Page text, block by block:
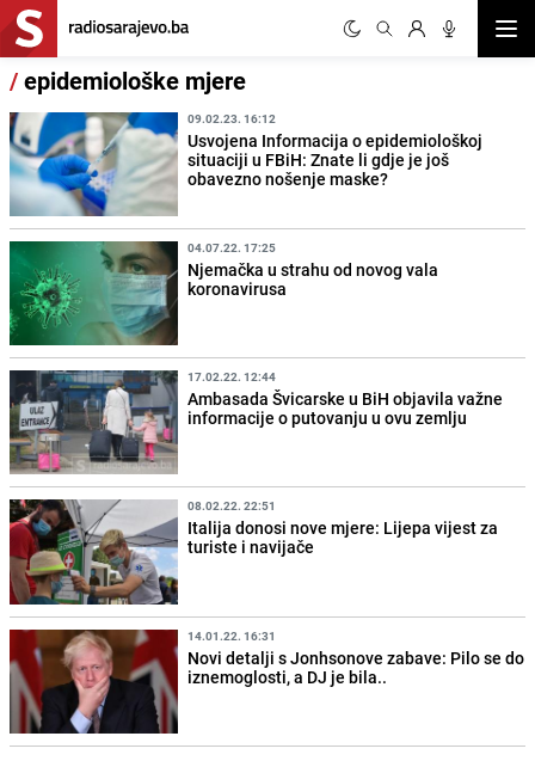
/epidemiološke mjere
09.02.23. 16:12
Usvojena Informacija o epidemiološkoj
situaciji u FBiH: Znate li gdje je još
obavezno nošenje maske?
04.07.22. 17:25
Njemačka u strahu od novog vala
koronavirusa
17.02.22. 12:44
Ambasada Švicarske u BiH objavila važne
informacije o putovanju u ovu zemlju
08.02.22. 22:51
Italija donosi nove mjere: Lijepa vijest za
turiste i navijače
14.01.22. 16:31
Novi detalji s Jonhsonove zabave: Pilo se do
iznemoglosti, a DJ je bila..